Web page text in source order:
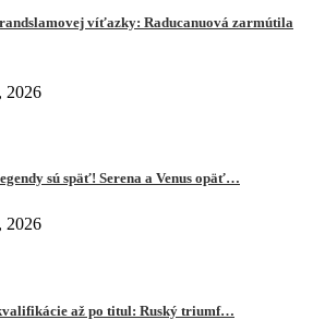
víťazky: Raducanuová zarmútila
2026
sú späť! Serena a Venus opäť…
2026
až po titul: Ruský triumf…